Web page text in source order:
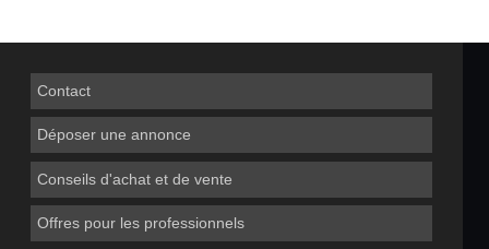
Contact
Déposer une annonce
Conseils d'achat et de vente
Offres pour les professionnels